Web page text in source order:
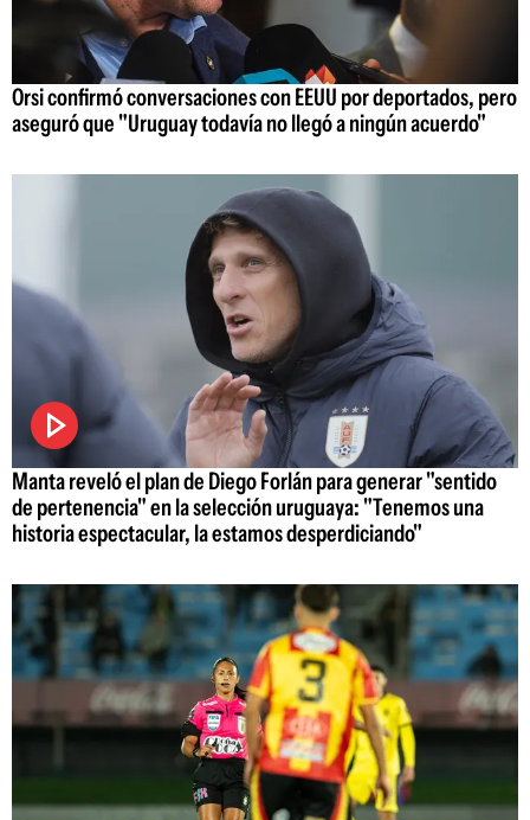
Orsi confirmó conversaciones con EEUU por deportados, pero
aseguró que "Uruguay todavía no llegó a ningún acuerdo"
Manta reveló el plan de Diego Forlán para generar "sentido
de pertenencia" en la selección uruguaya: "Tenemos una
historia espectacular, la estamos desperdiciando"